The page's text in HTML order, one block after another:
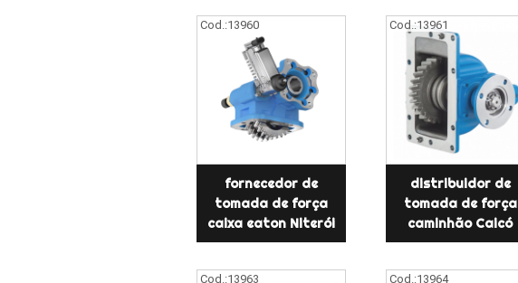
Cod.:13960
fornecedor de
tomada de força
caixa eaton Niterói
Cod.:13961
distribuidor de
tomada de força
caminhão Caicó
Cod.:13963 Cod.:13964